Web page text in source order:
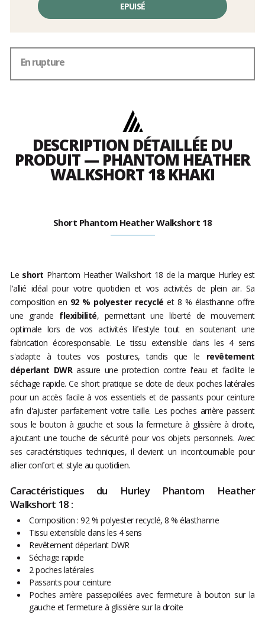
EPUISÉ
En rupture
DESCRIPTION DÉTAILLÉE DU
PRODUIT — PHANTOM HEATHER
WALKSHORT 18 KHAKI
Short Phantom Heather Walkshort 18
Le short Phantom Heather Walkshort 18 de la marque Hurley est
l'allié idéal pour votre quotidien et vos activités de plein air. Sa
composition en 92 % polyester recyclé et 8 % élasthanne offre
une grande flexibilité, permettant une liberté de mouvement
optimale lors de vos activités lifestyle tout en soutenant une
fabrication écoresponsable. Le tissu extensible dans les 4 sens
s'adapte à toutes vos postures, tandis que le revêtement
déperlant DWRassure une protection contre l'eau et facilite le
séchage rapide. Ce short pratique se dote de deux poches latérales
pour un accès facile à vos essentiels et de passants pour ceinture
afin d'ajuster parfaitement votre taille. Les poches arrière passent
sous le bouton à gauche et sous la fermeture à glissière à droite,
ajoutant une touche de sécurité pour vos objets personnels. Avec
ses caractéristiques techniques, il devient un incontournable pour
allier confort et style au quotidien.
Caractéristiques du Hurley Phantom Heather
Walkshort 18 :
Composition : 92 % polyester recyclé, 8 % élasthanne
Tissu extensible dans les 4 sens
Revêtement déperlant DWR
Séchage rapide
2 poches latérales
Passants pour ceinture
Poches arrière passepoilées avec fermeture à bouton sur la
gauche et fermeture à glissière sur la droite